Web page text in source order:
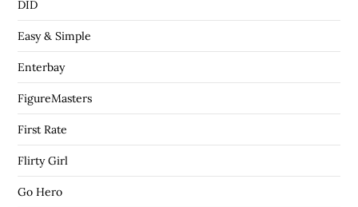
DID
Easy & Simple
Enterbay
FigureMasters
First Rate
Flirty Girl
Go Hero